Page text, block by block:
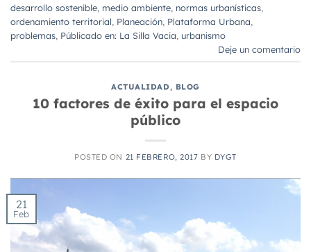
desarrollo sostenible medio ambiente normas urbanísticas
ordenamiento territorial Planeación Plataforma Urbana
problemas Públicado en: La Silla Vacia urbanismo
Deje un comentario
ACTUALIDAD, BLOG
10 factores de éxito para el espacio
público
POSTED ON 21 FEBRERO, 2017 BY DYGT
21
Feb